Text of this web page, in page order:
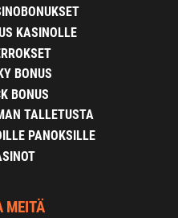
KASINOLLE
BONUS
BONUS
TALLETUSTA
PANOKSILLE
MEITÄ